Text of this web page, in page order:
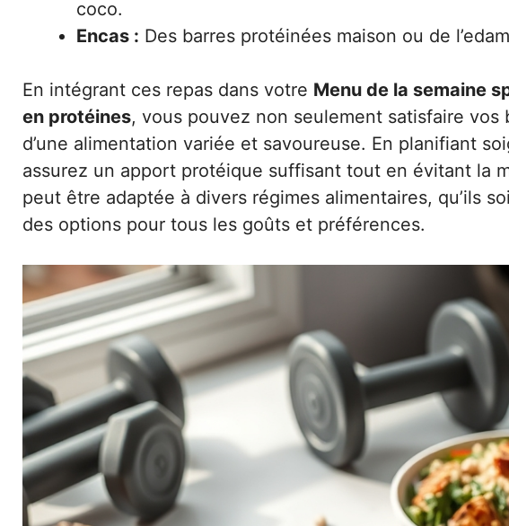
coco.
Encas : Des barres protéinées maison ou de
En intégrant ces repas dans votre Menu de la semaine
en protéines, vous pouvez non seulement satisfaire
d’une alimentation variée et savoureuse. En planifiant
assurez un apport protéique suffisant tout en évitant la
peut être adaptée à divers régimes alimentaires, qu’ils
des options pour tous les goûts et préférences.